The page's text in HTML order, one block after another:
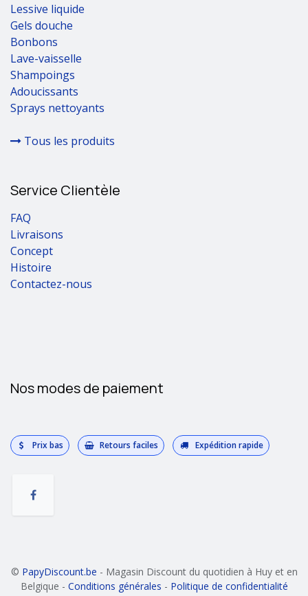
Lessive liquide
Gels douche
Bonbons
Lave-vaisselle
Shampoings
Adoucissants
Sprays nettoyants
Tous les produits
Service Clientèle
FAQ
Livraisons
Concept
Histoire
Contactez-nous
Nos modes de paiement
Prix bas Retours faciles Expédition rapide
© PapyDiscount.be - Magasin Discount du quotidien à Huy et en
Belgique - Conditions générales - Politique de confidentialité